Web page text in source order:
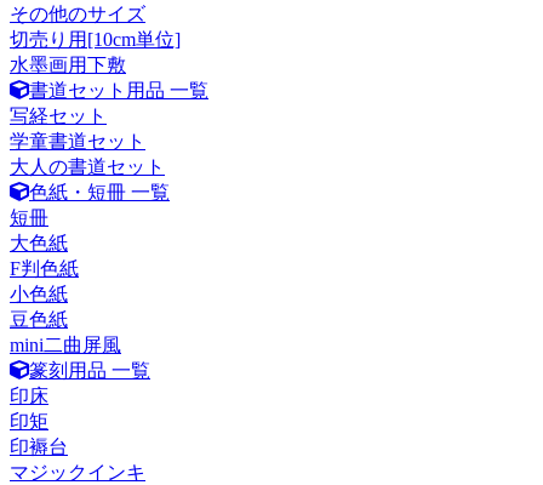
その他のサイズ
切売り用[10cm単位]
水墨画用下敷
書道セット用品 一覧
写経セット
学童書道セット
大人の書道セット
色紙・短冊 一覧
短冊
大色紙
F判色紙
小色紙
豆色紙
mini二曲屏風
篆刻用品 一覧
印床
印矩
印褥台
マジックインキ